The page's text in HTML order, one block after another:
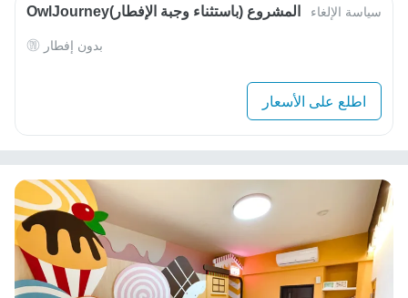
OwlJourneyالمشروع (باستثناء وجبة الإفطار) سياسة الإلغاء
بدون إفطار
اطلع على الأسعار